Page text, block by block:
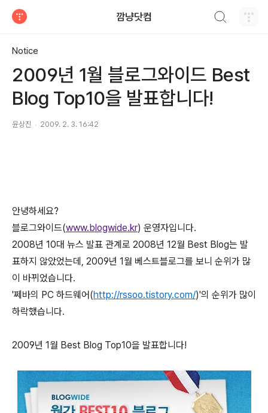
깜냥닷컴
Notice
2009년 1월 블로그와이드 Best
Blog Top10을 발표합니다!
윤상진 2009. 2. 3. 16:42
안녕하세요?
블로그와이드(www.blogwide.kr) 운영자입니다.
2008년 10대 뉴스 발표 관계로 2008년 12월 Best Blog는 발
표하지 않았었는데, 2009년 1월 베스트블로그를 보니 순위가 많
이 바뀌었습니다.
'쩨바의 PC 하드웨어(http://rssoo.tistory.com/)'의 순위가 많이
하락했습니다.
2009년 1월 Best Blog Top10을 발표합니다!